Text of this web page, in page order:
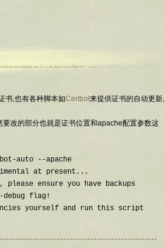
书,也有各种脚本如Certbot来提供证书的自动更新,
改的部分也就是证书位置和apache配置参数这
auto --apache
at present...
ensure you have backups
flag!
yourself and run this script